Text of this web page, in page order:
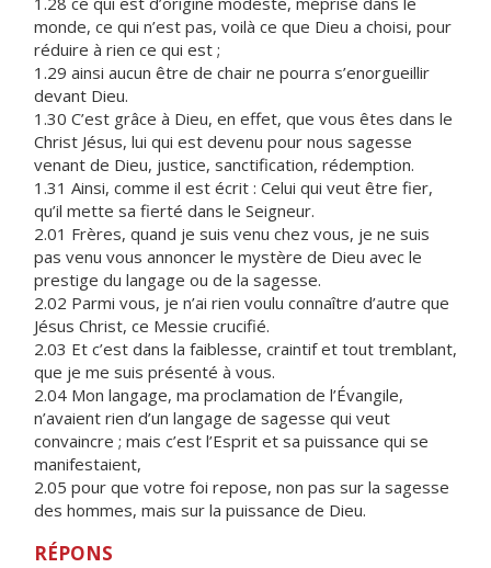
monde, ce qui n’est pas, voilà ce que Dieu a choisi, pour
réduire à rien ce qui est ;
1.29 ainsi aucun être de chair ne pourra s’enorgueillir
devant Dieu.
1.30 C’est grâce à Dieu, en effet, que vous êtes dans le
Christ Jésus, lui qui est devenu pour nous sagesse
venant de Dieu, justice, sanctification, rédemption.
1.31 Ainsi, comme il est écrit : Celui qui veut être fier,
qu’il mette sa fierté dans le Seigneur.
2.01 Frères, quand je suis venu chez vous, je ne suis
pas venu vous annoncer le mystère de Dieu avec le
prestige du langage ou de la sagesse.
2.02 Parmi vous, je n’ai rien voulu connaître d’autre que
Jésus Christ, ce Messie crucifié.
2.03 Et c’est dans la faiblesse, craintif et tout tremblant,
que je me suis présenté à vous.
2.04 Mon langage, ma proclamation de l’Évangile,
n’avaient rien d’un langage de sagesse qui veut
convaincre ; mais c’est l’Esprit et sa puissance qui se
manifestaient,
2.05 pour que votre foi repose, non pas sur la sagesse
des hommes, mais sur la puissance de Dieu.
RÉPONS